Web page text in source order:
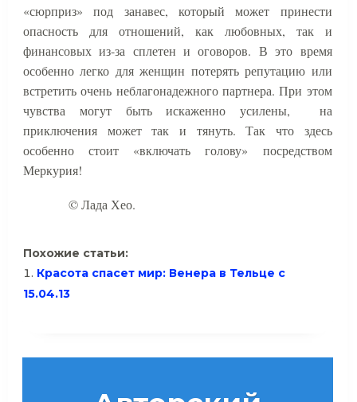
«сюрприз» под занавес, который может принести
опасность для отношений, как любовных, так и
финансовых из-за сплетен и оговоров. В это время
особенно легко для женщин потерять репутацию или
встретить очень неблагонадежного партнера. При этом
чувства могут быть искаженно усилены,
на
приключения может так и тянуть. Так что здесь
особенно стоит «включать голову» посредством
Меркурия!
© Лада Хео.
Похожие статьи:
Красота спасет мир: Венера в Тельце с
15.04.13